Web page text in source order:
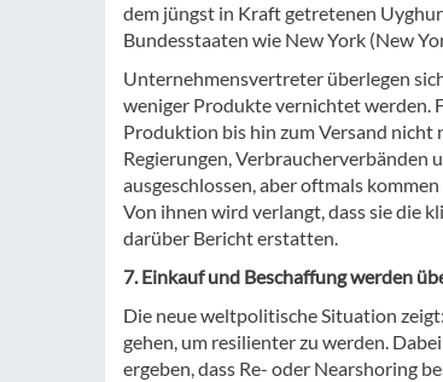
dem jüngst in Kraft getretenen
Bundesstaaten wie New York (New
Unternehmensvertreter überlegen
weniger Produkte vernichtet werden.
Produktion bis hin zum Versand nicht
Regierungen, Verbraucherverbänden
ausgeschlossen, aber oftmals
Von ihnen wird verlangt, dass sie die
darüber Bericht erstatten.
7. Einkauf und Beschaffung werden
Die neue weltpolitische Situation
gehen, um resilienter zu werden.
ergeben, dass Re- oder Nearshoring